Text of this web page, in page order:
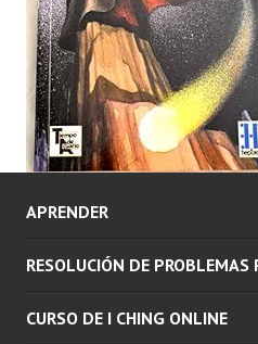
APRENDER
RESOLUCIÓN DE PROBLEMAS
CURSO DE I CHING ONLINE